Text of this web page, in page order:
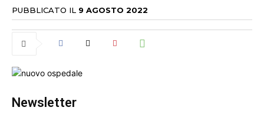
PUBBLICATO IL 9 AGOSTO 2022
Newsletter